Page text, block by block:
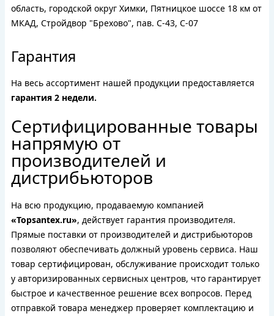
область, городской округ Химки, Пятницкое шоссе 18 км от
МКАД, Стройдвор "Брехово", пав. С-43, С-07
Гарантия
На весь ассортимент нашей продукции предоставляется
гарантия 2 недели.
Сертифицированные товары
напрямую от
производителей и
дистрибьюторов
На всю продукцию, продаваемую компанией
«Topsantex.ru», действует гарантия производителя.
Прямые поставки от производителей и дистрибьюторов
позволяют обеспечивать должный уровень сервиса. Наш
товар сертифицирован, обслуживание происходит только
у авторизированных сервисных центров, что гарантирует
быстрое и качественное решение всех вопросов. Перед
отправкой товара менеджер проверяет комплектацию и